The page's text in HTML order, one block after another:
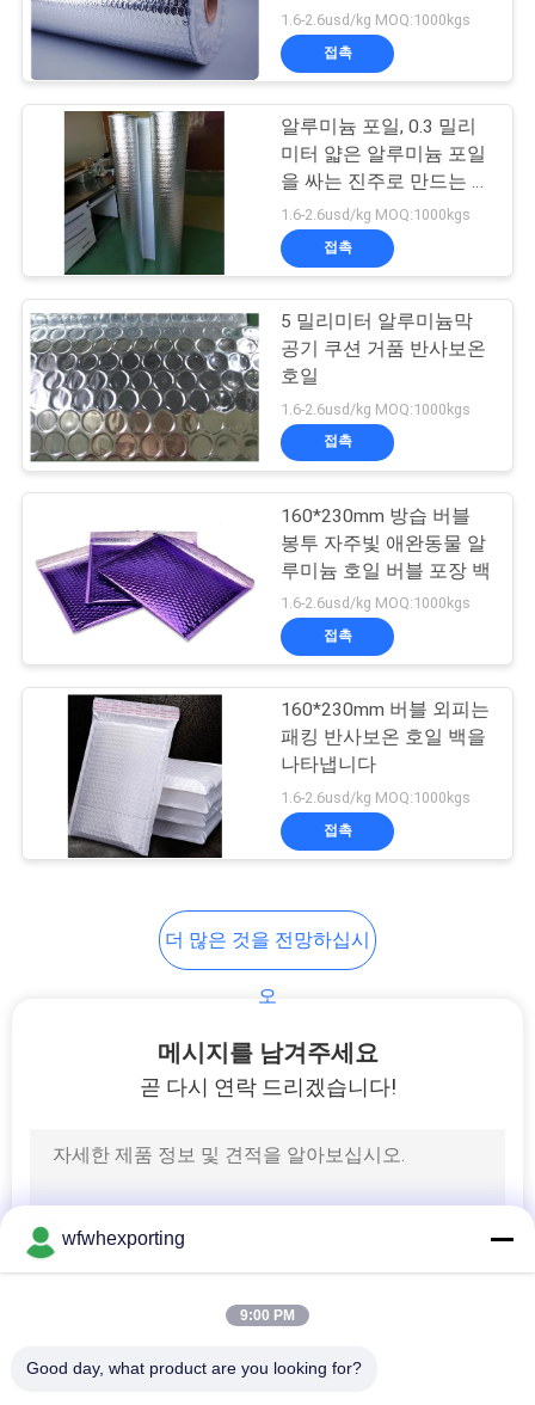
저
희
뉴
스
인
용
요
하
정
보
호
금 은 종이
19
투명한 포장 필름
접착 필름
포장 필름
단열재
1.6-2.6usd/kg MOQ:1000kgs
접촉
알루미늄 포일, 0.3 밀리
미터 얇은 알루미늄 포일
을 싸는 진주로 만드는 면
복합체
1.6-2.6usd/kg MOQ:1000kgs
접촉
5 밀리미터 알루미늄막
공기 쿠션 거품 반사보온
호일
1.6-2.6usd/kg MOQ:1000kgs
접촉
160*230mm 방습 버블
봉투 자주빛 애완동물 알
루미늄 호일 버블 포장 백
1.6-2.6usd/kg MOQ:1000kgs
접촉
160*230mm 버블 외피는
패킹 반사보온 호일 백을
나타냅니다
1.6-2.6usd/kg MOQ:1000kgs
접촉
더 많은 것을 전망하십시
오
메시지를 남겨주세요
곧 다시 연락 드리겠습니다!
wfwhexporting
9:00 PM
Good day, what product are you looking for?